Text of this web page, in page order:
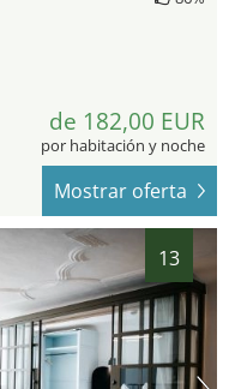
de 182,00 EUR
por habitación y noche
Mostrar oferta
13